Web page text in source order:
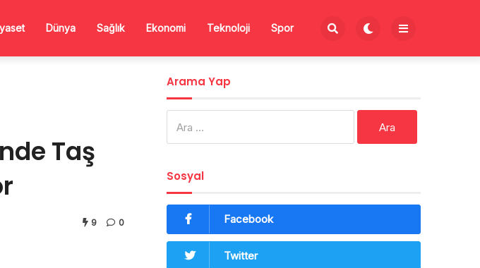
Dünya Sağlık Ekonomi Teknoloji Spor
Taş
9 0
Arama Yap
Sosyal
Facebook
Twitter